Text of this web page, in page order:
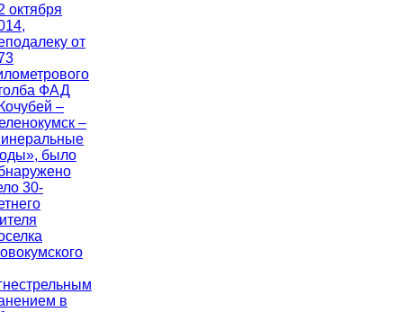
октября
от
ФАД
–
–
было
30-
в